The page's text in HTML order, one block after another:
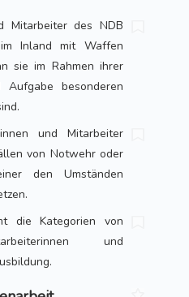
Mitarbeiter des NDB
Inland mit Waffen
sie im Rahmen ihrer
besonderen
und Mitarbeiter
von Notwehr oder
den Umständen
die Kategorien von
und